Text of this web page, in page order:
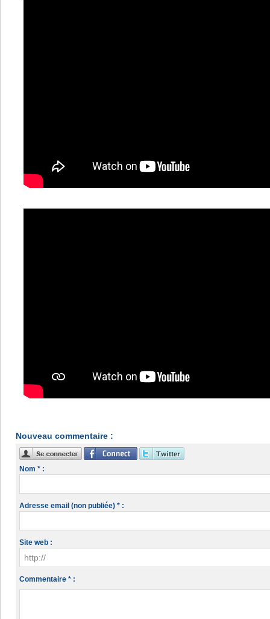
Nouveau commentaire :
Nom * :
Adresse email (non publiée) * :
Site web :
Commentaire * :